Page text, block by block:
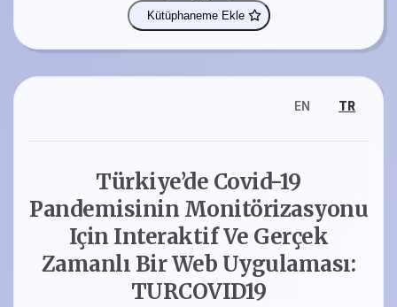
Kütüphaneme Ekle
EN TR
Türkiye’de Covid-19
Pandemisinin Monitörizasyonu
Için Interaktif Ve Gerçek
Zamanlı Bir Web Uygulaması:
TURCOVID19